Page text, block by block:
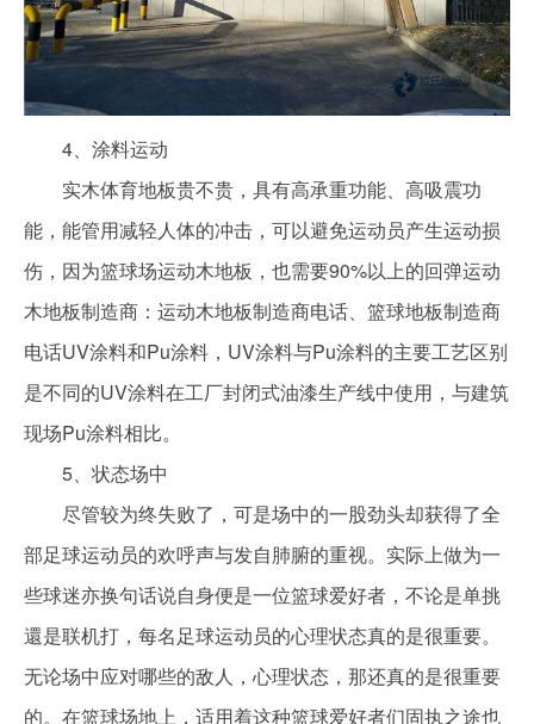
4、涂料运动
实木体育地板贵不贵，具有高承重功能、高吸震功
能，能管用减轻人体的冲击，可以避免运动员产生运动损
伤，因为篮球场运动木地板，也需要90%以上的回弹运动
木地板制造商：运动木地板制造商电话、篮球地板制造商
电话UV涂料和Pu涂料，UV涂料与Pu涂料的主要工艺区别
是不同的UV涂料在工厂封闭式油漆生产线中使用，与建筑
现场Pu涂料相比。
5、状态场中
尽管较为终失败了，可是场中的一股劲头却获得了全
部足球运动员的欢呼声与发自肺腑的重视。实际上做为一
些球迷亦换句话说自身便是一位篮球爱好者，不论是单挑
還是联机打，每名足球运动员的心理状态真的是很重要。
无论场中应对哪些的敌人，心理状态，那还真的是很重要
的。在篮球场地上，适用着这种篮球爱好者们固执之途也